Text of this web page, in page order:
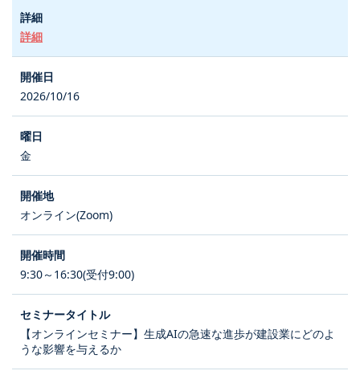
詳細
2026/10/16
金
オンライン(Zoom)
9:30～16:30(受付9:00)
【オンラインセミナー】生成AIの急速な進歩が建設業にどのよ
うな影響を与えるか